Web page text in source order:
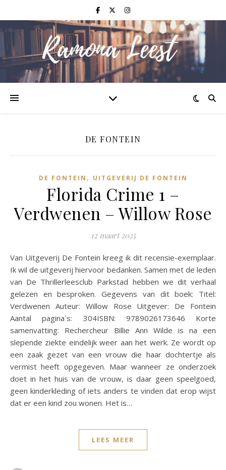
DE FONTEIN
DE FONTEIN , UITGEVERIJ DE FONTEIN
Florida Crime 1 –
Verdwenen – Willow Rose
12 maart 2025
Van Uitgeverij De Fontein kreeg ik dit recensie-exemplaar.
Ik wil de uitgeverij hiervoor bedanken. Samen met de leden
van De Thrillerleesclub Parkstad hebben we dit verhaal
gelezen en besproken. Gegevens van dit boek: Titel:
Verdwenen Auteur: Willow Rose Uitgever: De Fontein
Aantal pagina´s: 304ISBN: 9789026173646 Korte
samenvatting: Rechercheur Billie Ann Wilde is na een
slepende ziekte eindelijk weer aan het werk. Ze wordt op
een zaak gezet van een vrouw die haar dochtertje als
vermist heeft opgegeven. Maar wanneer ze onderzoek
doet in het huis van de vrouw, is daar geen speelgoed,
geen kinderkleding of iets anders te vinden dat erop wijst
dat er een kind zou wonen. Het is…
LEES MEER